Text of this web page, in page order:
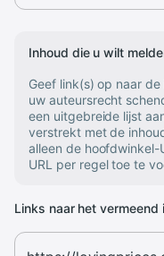
Inhoud die u wilt
Geef link(s) op naar
uw auteursrecht
een uitgebreide lijst
verstrekt met de
alleen de hoofdwinkel-
URL per regel toe te
Links naar het